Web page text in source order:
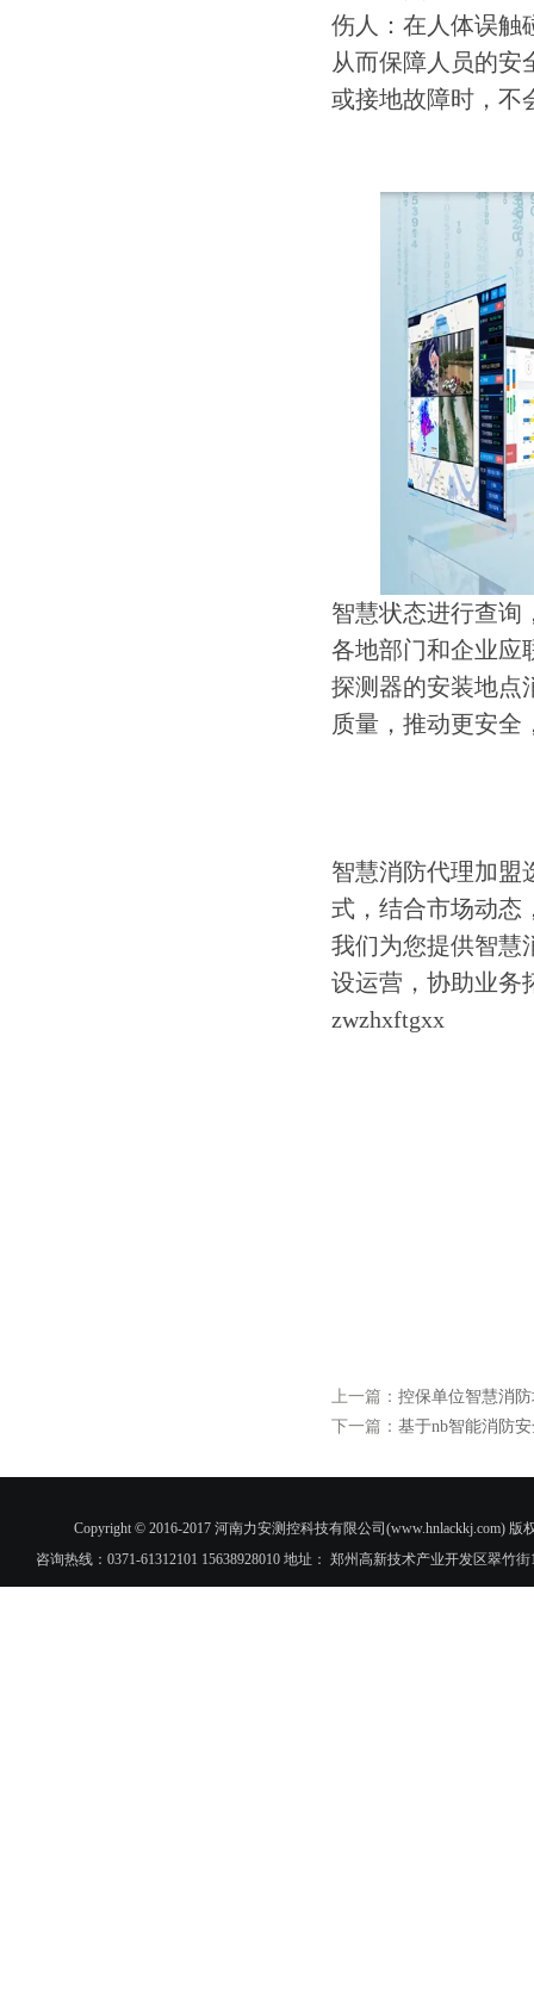
伤人：在人体误触
从而保障人员的安
或接地故障时，不
智慧状态进行查询
各地部门和企业应
探测器的安装地点
质量，推动更安全
智慧消防代理加盟
式，结合市场动态
我们为您提供智慧
设运营，协助业务
zwzhxftgxx
上一篇： 控保单位智慧消
下一篇： 基于nb智能消防
Copyright © 2016-2017 河南力安测控科技有限公司(www.hnlackkj.com)
咨询热线：0371-61312101 15638928010 地址： 郑州高新技术产业开发区翠竹